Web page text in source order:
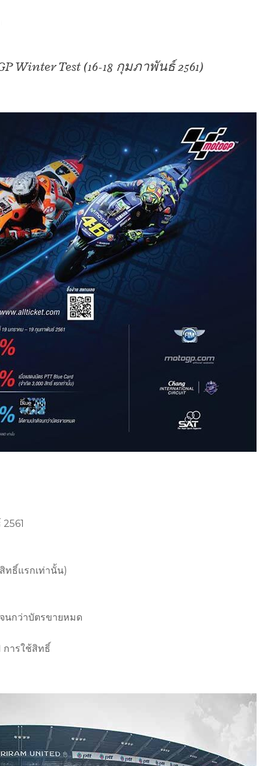
Test (16-18 กุมภาพันธ์ 2561)
ทธิ์แรกเท่านั้น)
นกว่าบัตรขายหมด
การใช้สิทธิ์